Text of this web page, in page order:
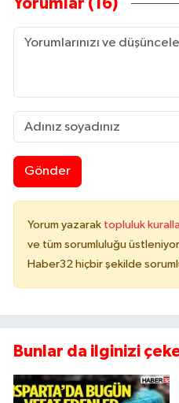
Yorumlar (16)
Gönder
Yorum yazarak topluluk
ve tüm sorumluluğu
Haber32 hiçbir şekilde
Bunlar da ilginizi